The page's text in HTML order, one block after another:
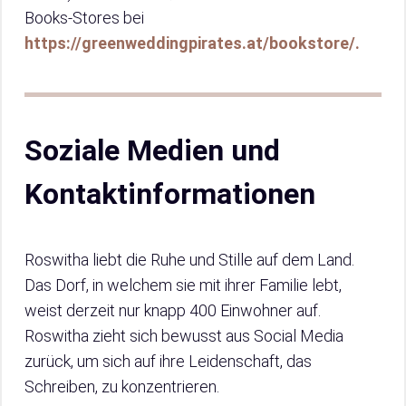
Books-Stores bei
https://greenweddingpirates.at/bookstore/.
Soziale Medien und
Kontaktinformationen
Roswitha liebt die Ruhe und Stille auf dem Land.
Das Dorf, in welchem sie mit ihrer Familie lebt,
weist derzeit nur knapp 400 Einwohner auf.
Roswitha zieht sich bewusst aus Social Media
zurück, um sich auf ihre Leidenschaft, das
Schreiben, zu konzentrieren.